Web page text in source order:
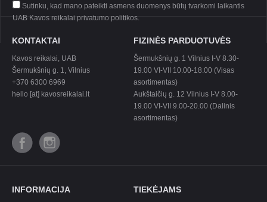
KONTAKTAI
Kavos reikalai, UAB
Šermukšnių g. 1, Vilnius
+370 6300 6969
hello [at] kavosreikalai.lt
FIZINĖS PARDUOTUVĖS
Šermukšnių g. 1 Vilnius I-V 8.30-
19.00 VI-VII 10.00-18.00 (Visas
asortimentas)
Aukštaičių g. 12 Vilnius I-V 8.00-
19.00 VI-VII 9.00-20.00 (Dalinis
asortimentas)
Sutinku, kad mano pateikti asmens duomenys būtų tvarkomi laikantis
UAB Kavos reikalai privatumo politikos.
INFORMACIJA TIEKĖJAMS